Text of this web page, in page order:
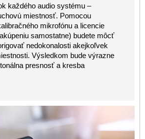
každého audio systému –
miestnosť. Pomocou
mikrofónu a licencie
samostatne) budete môcť
nedokonalosti akejkoľvek
Výsledkom bude výrazne
presnosť a kresba